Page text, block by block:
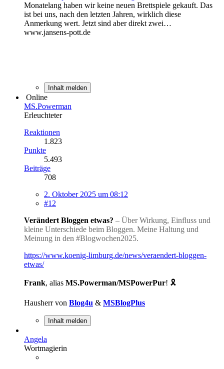
Monatelang haben wir keine neuen Brettspiele gekauft. Das
ist bei uns, nach den letzten Jahren, wirklich diese
Anmerkung wert. Jetzt sind aber direkt zwei…
www.jansens-pott.de
Inhalt melden
Online
MS.Powerman
Erleuchteter
Reaktionen
1.823
Punkte
5.493
Beiträge
708
2. Oktober 2025 um 08:12
#12
Verändert Bloggen etwas? – Über Wirkung, Einfluss und
kleine Unterschiede beim Bloggen. Meine Haltung und
Meinung in den #Blogwochen2025.
https://www.koenig-limburg.de/news/veraendert-bloggen-
etwas/
Frank, alias MS.Powerman/MSPowerPur! 🎗️
Hausherr von Blog4u & MSBlogPlus
Inhalt melden
Angela
Wortmagierin